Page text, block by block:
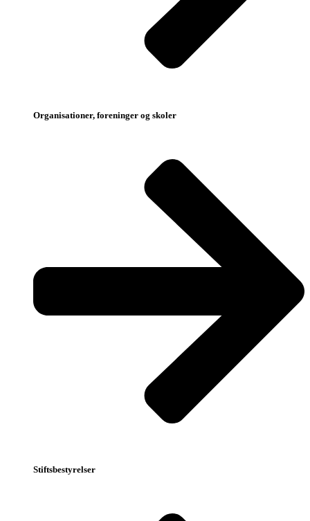
Organisationer, foreninger og skoler
Stiftsbestyrelser